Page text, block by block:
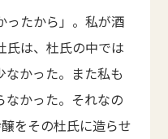
ったから」。私が酒
氏は、杜氏の中では
なかった。また私も
なかった。それなの
をその杜氏に造らせ